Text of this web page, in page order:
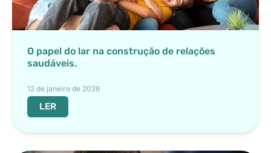
O papel do lar na construção de relações
saudáveis.
12 de janeiro de 2026
LER